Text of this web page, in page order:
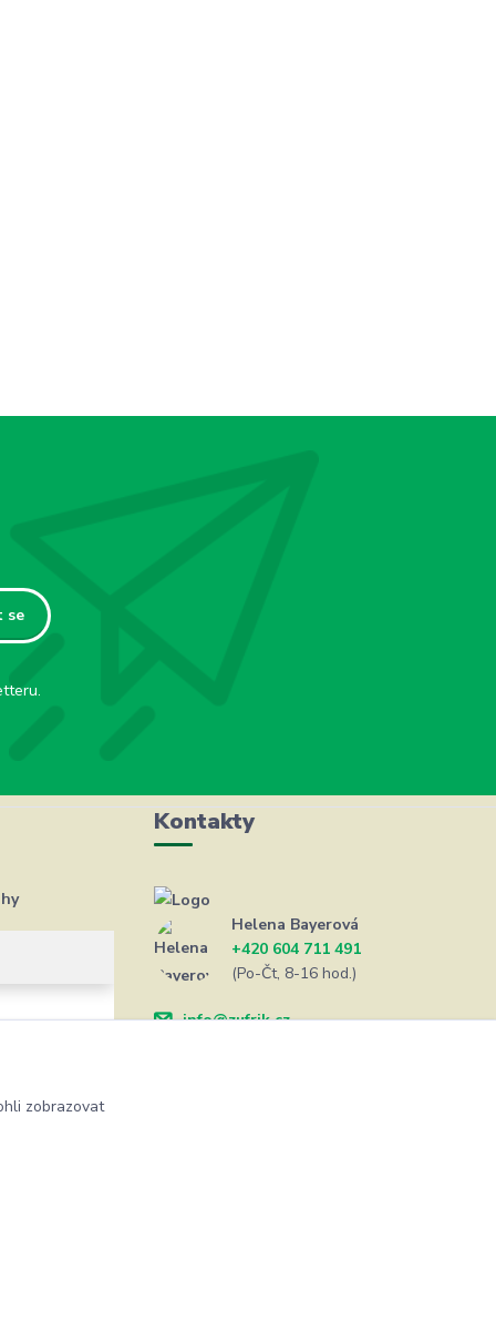
se
Kontakty
Helena Bayerová
+420 604 711 491
(Po-Čt, 8-16 hod.)
info@zufrik.cz
zobrazovat